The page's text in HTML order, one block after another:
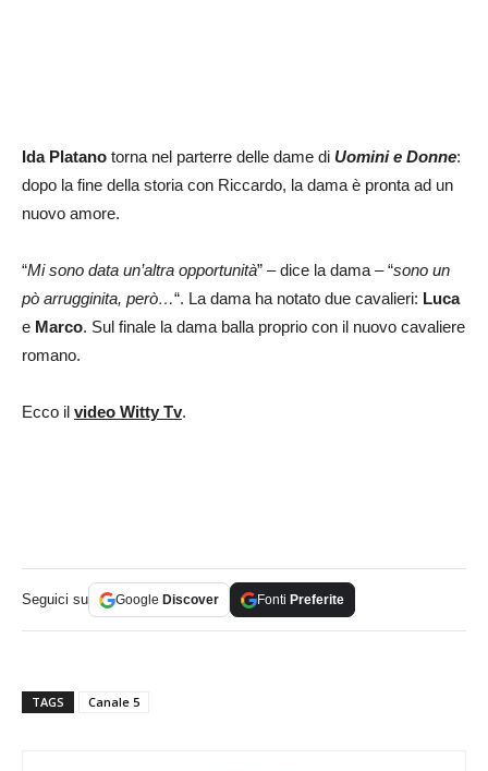
Ida Platano torna nel parterre delle dame di Uomini e Donne:
dopo la fine della storia con Riccardo, la dama è pronta ad un
nuovo amore.
“Mi sono data un’altra opportunità” – dice la dama – “sono un
pò arrugginita, però…“. La dama ha notato due cavalieri: Luca
e Marco. Sul finale la dama balla proprio con il nuovo cavaliere
romano.
Ecco il video Witty Tv.
Seguici su Google Discover Fonti Preferite
TAGS Canale 5